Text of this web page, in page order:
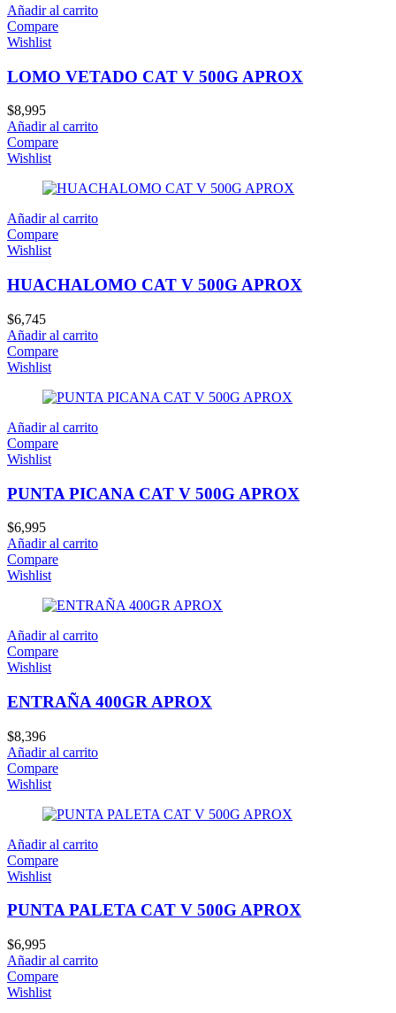
Añadir al carrito
Compare
Wishlist
LOMO VETADO CAT V 500G APROX
$8,995
Añadir al carrito
Compare
Wishlist
Añadir al carrito
Compare
Wishlist
HUACHALOMO CAT V 500G APROX
$6,745
Añadir al carrito
Compare
Wishlist
Añadir al carrito
Compare
Wishlist
PUNTA PICANA CAT V 500G APROX
$6,995
Añadir al carrito
Compare
Wishlist
Añadir al carrito
Compare
Wishlist
ENTRAÑA 400GR APROX
$8,396
Añadir al carrito
Compare
Wishlist
Añadir al carrito
Compare
Wishlist
PUNTA PALETA CAT V 500G APROX
$6,995
Añadir al carrito
Compare
Wishlist